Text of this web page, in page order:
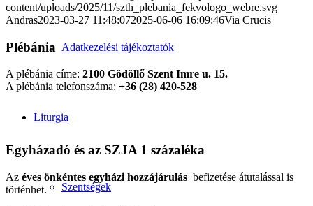
Adatkezelési tájékoztatók
Liturgia
Szentségek
content/uploads/2025/11/szth_plebania_fekvologo_webre.svg
Andras2023-03-27 11:48:072025-06-06 16:09:46Via Crucis
Plébánia
A plébánia címe: 2100 Gödöllő Szent Imre u. 15.
A plébánia telefonszáma: +36 (28) 420-528
Egyházadó és az SZJA 1 százaléka
Az éves önkéntes egyházi hozzájárulás befizetése átutalással is
történhet.